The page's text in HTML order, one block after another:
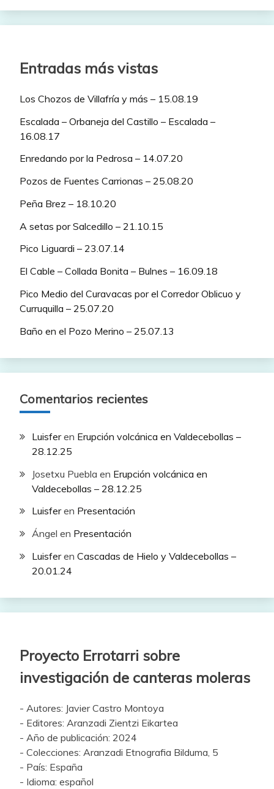
Entradas más vistas
Los Chozos de Villafría y más – 15.08.19
Escalada – Orbaneja del Castillo – Escalada –
16.08.17
Enredando por la Pedrosa – 14.07.20
Pozos de Fuentes Carrionas – 25.08.20
Peña Brez – 18.10.20
A setas por Salcedillo – 21.10.15
Pico Liguardi – 23.07.14
El Cable – Collada Bonita – Bulnes – 16.09.18
Pico Medio del Curavacas por el Corredor Oblicuo y
Curruquilla – 25.07.20
Baño en el Pozo Merino – 25.07.13
Comentarios recientes
Luisferen Erupción volcánica en Valdecebollas –
28.12.25
Josetxu Puebla en Erupción volcánica en
Valdecebollas – 28.12.25
Luisferen Presentación
Ángel en Presentación
Luisferen Cascadas de Hielo y Valdecebollas –
20.01.24
Proyecto Errotarri sobre
investigación de canteras moleras
- Autores: Javier Castro Montoya
- Editores: Aranzadi Zientzi Eikartea
- Año de publicación: 2024
- Colecciones: Aranzadi Etnografia Bilduma, 5
- País: España
- Idioma: español